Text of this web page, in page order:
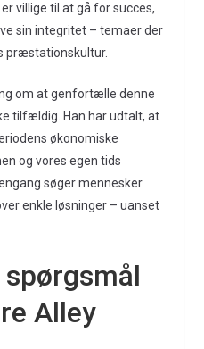
villige til at gå for succes,
sin integritet – temaer der
præstationskultur.
om at genfortælle denne
tilfældig. Han har udtalt, at
økonomiske
og vores egen tids
søger mennesker
enkle løsninger – uanset
Alley